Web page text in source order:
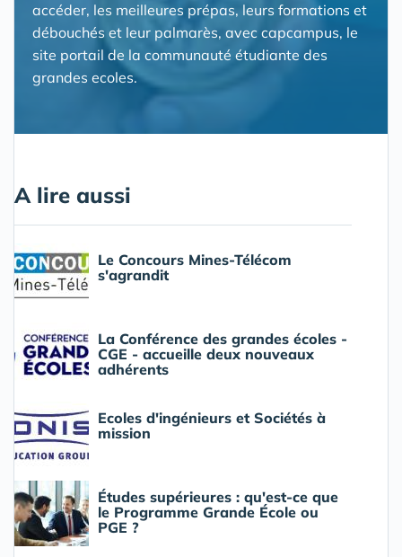
accéder, les meilleures prépas, leurs formations et
débouchés et leur palmarès, avec capcampus, le
site portail de la communauté étudiante des
grandes ecoles.
A lire aussi
Le Concours Mines-Télécom
s'agrandit
La Conférence des grandes écoles -
CGE - accueille deux nouveaux
adhérents
Ecoles d'ingénieurs et Sociétés à
mission
Études supérieures : qu'est-ce que
le Programme Grande École ou
PGE ?